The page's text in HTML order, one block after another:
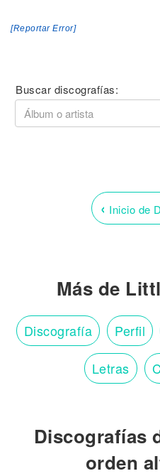
[Reportar Error]
Buscar discografías:
‹ Inicio de
Más de
Discografía Perfil
Letras
Discografías
orden